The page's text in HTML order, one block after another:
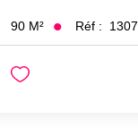
90 M² Réf : 1307